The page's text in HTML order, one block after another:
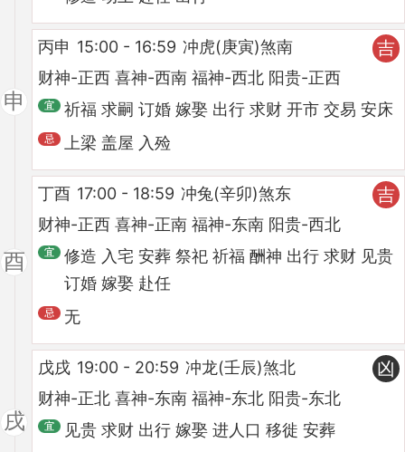
申
丙申 15:00 - 16:59 冲虎(庚寅)煞南
财神-正西 喜神-西南 福神-西北 阳贵-正西
祈福 求嗣 订婚 嫁娶 出行 求财 开市 交易 安床
上梁 盖屋 入殓
吉
酉
丁酉 17:00 - 18:59 冲兔(辛卯)煞东
财神-正西 喜神-正南 福神-东南 阳贵-西北
修造 入宅 安葬 祭祀 祈福 酬神 出行 求财 见贵
订婚 嫁娶 赴任
无
吉
戌
戊戌 19:00 - 20:59 冲龙(壬辰)煞北
财神-正北 喜神-东南 福神-东北 阳贵-东北
见贵 求财 出行 嫁娶 进人口 移徙 安葬
凶